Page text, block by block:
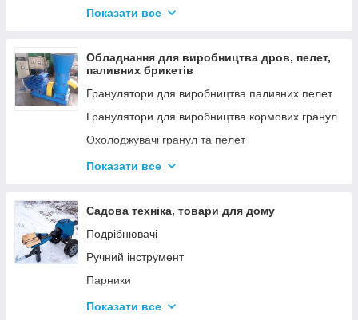
Котли електричні
Газові котли
Аксесуари для твердопаливних котлів
Показати все
Обладнання для виробництва дров, пелет,
паливних брикетів
Гранулятори для виробництва паливних пелет
Гранулятори для виробництва кормових гранул
Охолоджувачі гранул та пелет
Подрібнювачі
Дровоколи
Показати все
Садова техніка, товари для дому
Подрібнювачі
Ручний інструмент
Парники
Термоси
Показати все